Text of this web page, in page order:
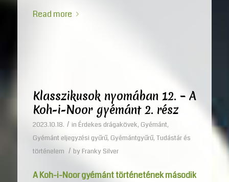
Read more
Klasszikusok nyomában 12. – A
Koh-i-Noor gyémánt 2. rész
2023.10.18. / in Érdekes drágakövek, Gyémánt,
Gyémánt eljegyzési gyűrű, Gyémántgyűrű, Tudástár és
történelem / byFranky Silver
A Koh-i-Noor gyémánt történetének második